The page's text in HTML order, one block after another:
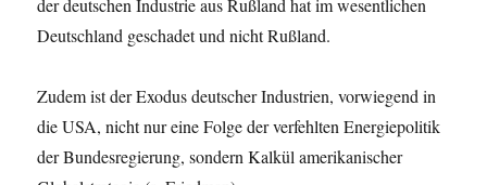
der deutschen Industrie aus Rußland hat im wesentlichen
Deutschland geschadet und nicht Rußland.
Zudem ist der Exodus deutscher Industrien, vorwiegend in
die USA, nicht nur eine Folge der verfehlten Energiepolitik
der Bundesregierung, sondern Kalkül amerikanischer